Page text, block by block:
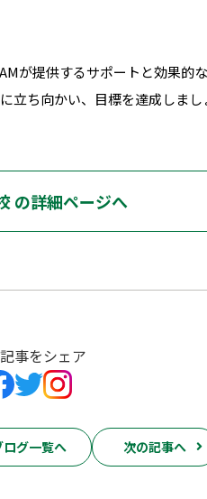
が提供するサポートと効果的
立ち向かい、目標を達成しまし
の詳細ページへ
事をシェア
ログ一覧へ 次の記事へ